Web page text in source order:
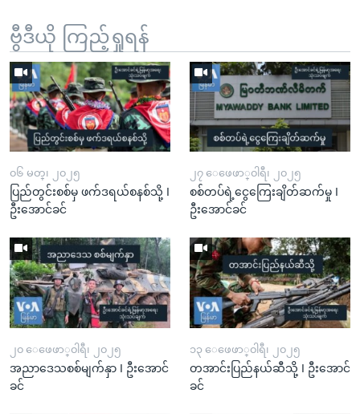
ဗွီဒီယို ကြည့်ရှုရန်
၀၆ မတ္၊ ၂၀၂၅
ပြည်တွင်းစစ်မှ ဖက်ဒရယ်စနစ်သို့ I
ဦးအောင်ခင်
၂၇ ေဖေဖာ္၀ါရီ၊ ၂၀၂၅
စစ်တပ်ရဲ့ငွေကြေးချိတ်ဆက်မှု I
ဦးအောင်ခင်
၂၀ ေဖေဖာ္၀ါရီ၊ ၂၀၂၅
အညာဒေသစစ်မျက်နှာ I ဦးအောင်
ခင်
၁၃ ေဖေဖာ္၀ါရီ၊ ၂၀၂၅
တအာင်းပြည်နယ်ဆီသို့ I ဦးအောင်
ခင်